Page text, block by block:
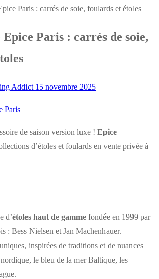
Paris : carrés de soie, foulards et étoles
Paris : carrés de soie,
Addict 15 novembre 2025
de saison version luxe ! Epice
d’étoles et foulards en vente privée à
d’étoles haut de gamme fondée en 1999 par
: Bess Nielsen et Jan Machenhauer.
inspirées de traditions et de nuances
le bleu de la mer Baltique, les